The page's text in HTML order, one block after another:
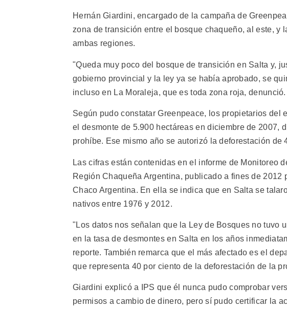
Hernán Giardini, encargado de la campaña de
zona de transición entre el bosque chaqueño, al este, y
ambas regiones.
"Queda muy poco del bosque de transición en Salta y,
gobierno provincial y la ley ya se había aprobado, se
incluso en La Moraleja, que es toda zona roja, denunció.
Según pudo constatar Greenpeace, los propietarios del
el desmonte de 5.900 hectáreas en diciembre de 2007,
prohíbe. Ese mismo año se autorizó la deforestación de
Las cifras están contenidas en el informe de Monitoreo
Región Chaqueña Argentina, publicado a fines de 2012
Chaco Argentina. En ella se indica que en Salta se
nativos entre 1976 y 2012.
"Los datos nos señalan que la Ley de Bosques no tuvo
en la tasa de desmontes en Salta en los años
reporte. También remarca que el más afectado es el
que representa 40 por ciento de la deforestación de la
Giardini explicó a IPS que él nunca pudo comprobar
permisos a cambio de dinero, pero sí pudo certificar la